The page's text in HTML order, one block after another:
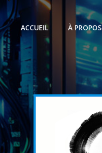
ACCUEIL À PROPOS